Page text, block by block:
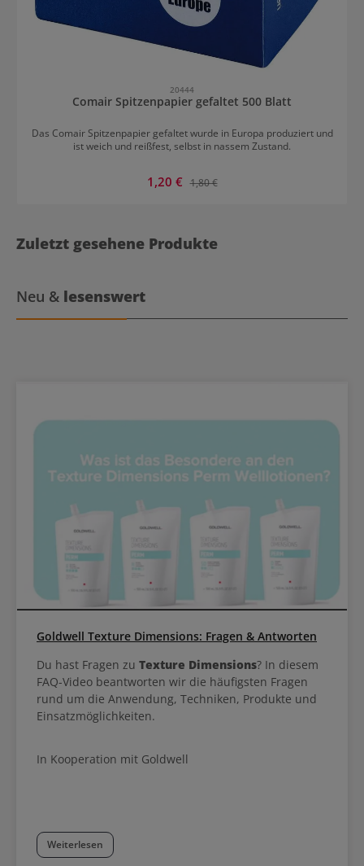
20444
Comair Spitzenpapier gefaltet 500 Blatt
Das Comair Spitzenpapier gefaltet wurde in Europa produziert und
ist weich und reißfest, selbst in nassem Zustand.
Verkaufspreis:
1,20 € Regulärer Preis:
1,80 €
Zuletzt gesehene Produkte
Neu & lesenswert
Goldwell Texture Dimensions: Fragen & Antworten
Du hast Fragen zu Texture Dimensions? In diesem
FAQ-Video beantworten wir die häufigsten Fragen
rund um die Anwendung, Techniken, Produkte und
Einsatzmöglichkeiten.
In Kooperation mit Goldwell
Weiterlesen